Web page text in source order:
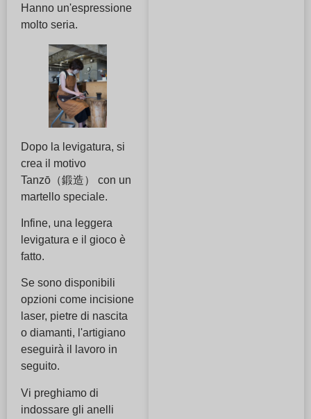
Hanno un'espressione
molto seria.
Dopo la levigatura, si
crea il motivo
Tanzō（鍛造） con un
martello speciale.
Infine, una leggera
levigatura e il gioco è
fatto.
Se sono disponibili
opzioni come incisione
laser, pietre di nascita
o diamanti, l'artigiano
eseguirà il lavoro in
seguito.
Vi preghiamo di
indossare gli anelli